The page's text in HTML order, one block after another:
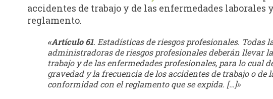
accidentes de trabajo y de las enfermedades
reglamento.
«Artículo 61. Estadísticas de riesgos profesionales. Todas
administradoras de riesgos profesionales deberán llevar
trabajo y de las enfermedades profesionales, para lo cual
gravedad y la frecuencia de los accidentes de trabajo o de
conformidad con el reglamento que se expida. […]»